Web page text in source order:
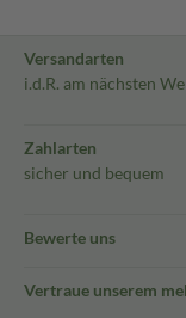
Versandarten
i.d.R. am nächsten
Zahlarten
sicher und bequem
Bewerte uns
Vertraue unserem